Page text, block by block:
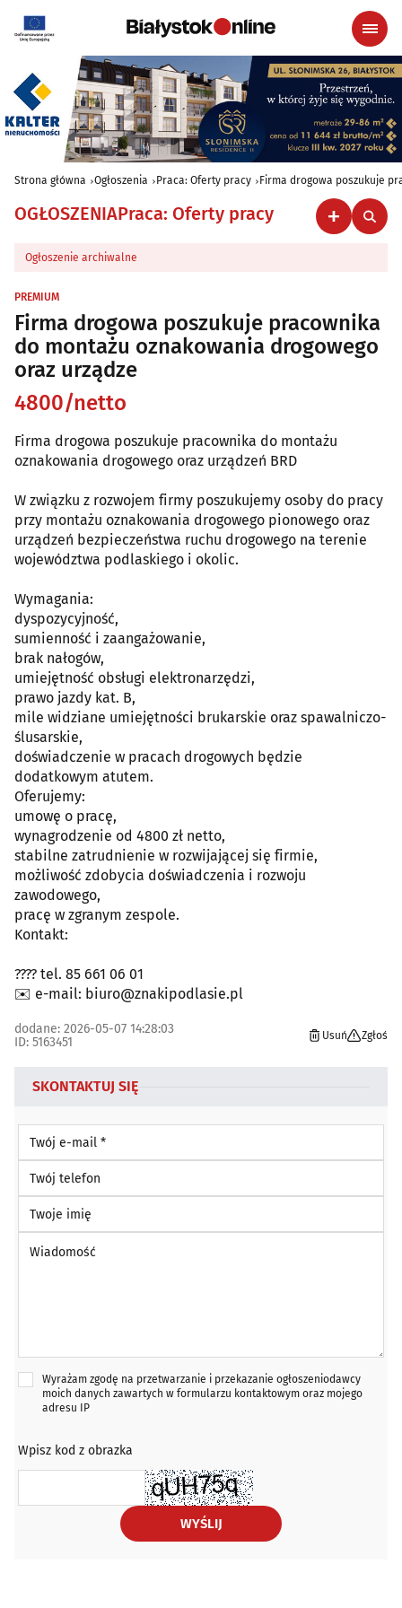
Strona główna Ogłoszenia Praca: Oferty pracy Firma drogowa poszukuje
OGŁOSZENIAPraca: Oferty pracy
Ogłoszenie archiwalne
PREMIUM
Firma drogowa poszukuje pracownika
do montażu oznakowania drogowego
oraz urządze
4800/netto
Firma drogowa poszukuje pracownika do montażu
oznakowania drogowego oraz urządzeń BRD
W związku z rozwojem firmy poszukujemy osoby do pracy
przy montażu oznakowania drogowego pionowego oraz
urządzeń bezpieczeństwa ruchu drogowego na terenie
województwa podlaskiego i okolic.
Wymagania:
dyspozycyjność,
sumienność i zaangażowanie,
brak nałogów,
umiejętność obsługi elektronarzędzi,
prawo jazdy kat. B,
mile widziane umiejętności brukarskie oraz spawalniczo-
ślusarskie,
doświadczenie w pracach drogowych będzie
dodatkowym atutem.
Oferujemy:
umowę o pracę,
wynagrodzenie od 4800 zł netto,
stabilne zatrudnienie w rozwijającej się firmie,
możliwość zdobycia doświadczenia i rozwoju
zawodowego,
pracę w zgranym zespole.
Kontakt:
???? tel. 85 661 06 01
✉️ e-mail: biuro@znakipodlasie.pl
dodane: 2026-05-07 14:28:03
ID: 5163451
Usuń Zgłoś
SKONTAKTUJ SIĘ
Twój e-mail *
Twój telefon
Twoje imię
Wyrażam zgodę na przetwarzanie i przekazanie ogłoszeniodawcy
moich danych zawartych w formularzu kontaktowym oraz mojego
adresu IP
Wpisz kod z obrazka
WYŚLIJ